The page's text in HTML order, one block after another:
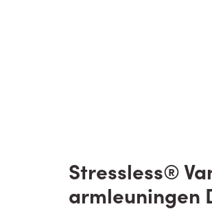
Stressless®
armleuningen